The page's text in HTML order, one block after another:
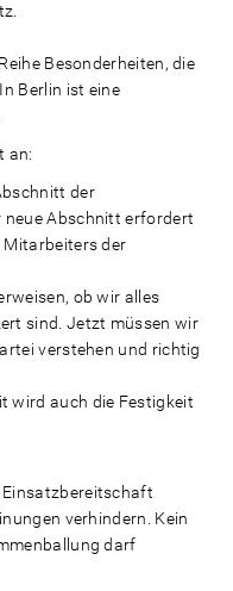
Besonderheiten, die
Berlin ist eine
an:
der
neue Abschnitt erfordert
Mitarbeiters der
ob wir alles
sind. Jetzt müssen wir
verstehen und richtig
wird auch die Festigkeit
verhindern. Kein
darf